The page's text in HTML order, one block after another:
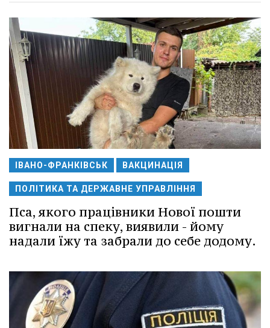
ІВАНО-ФРАНКІВСЬК ВАКЦИНАЦІЯ
ПОЛІТИКА ТА ДЕРЖАВНЕ УПРАВЛІННЯ
Пса, якого працівники Нової пошти
вигнали на спеку, виявили - йому
надали їжу та забрали до себе додому.